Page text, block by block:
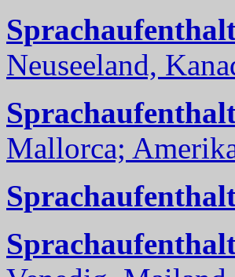
Neuseeland,
Mallorca;